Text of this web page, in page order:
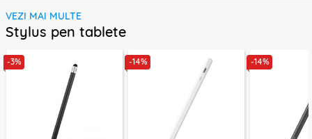
VEZI MAI MULTE
Stylus pen tablete
-3% -14% -14%